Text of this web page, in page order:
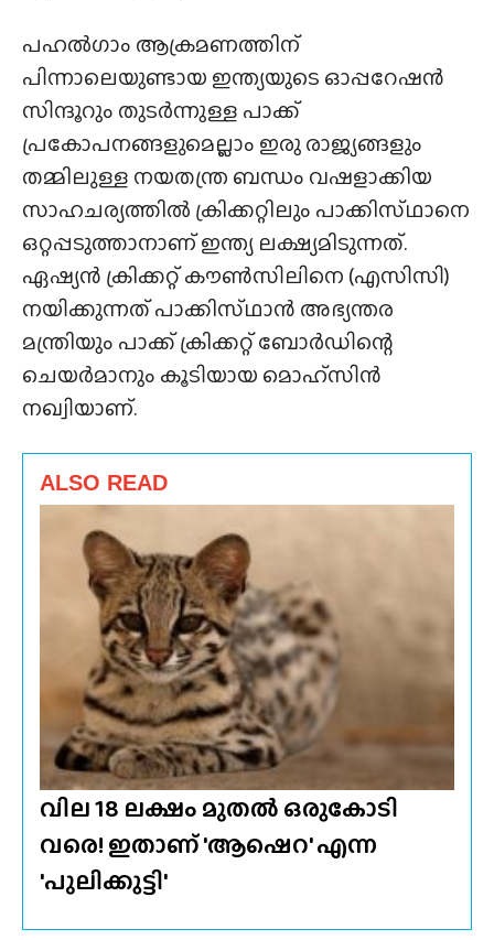
പഹൽഗാം ആക്രമണത്തിന്
പിന്നാലെയുണ്ടായ ഇന്ത്യയുടെ ഓപ്പറേഷൻ
സിന്ദൂറും തുടർന്നുള്ള പാക്ക്
പ്രകോപനങ്ങളുമെല്ലാം ഇരു രാജ്യങ്ങളും
തമ്മിലുള്ള നയതന്ത്ര ബന്ധം വഷളാക്കിയ
സാഹചര്യത്തിൽ ക്രിക്കറ്റിലും പാക്കിസ്‌ഥാനെ
ഒറ്റപ്പടുത്താനാണ് ഇന്ത്യ ലക്ഷ്യമിടുന്നത്.
ഏഷ്യൻ ക്രിക്കറ്റ് കൗൺസിലിനെ (എസിസി)
നയിക്കുന്നത് പാക്കിസ്‌ഥാൻ അഭ്യന്തര
മന്ത്രിയും പാക്ക് ക്രിക്കറ്റ് ബോർഡിന്റെ
ചെയർമാനും കൂടിയായ മൊഹ്‌സിൻ
നഖ്വിയാണ്.
ALSO READ
വില 18 ലക്ഷം മുതൽ ഒരുകോടി
വരെ! ഇതാണ് 'ആഷെറ' എന്ന
'പുലിക്കുട്ടി'